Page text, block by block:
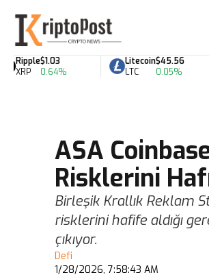
Ripple
XRP
$1.03
0.64%
Litecoin
LTC
$45.56
0.05%
ASA
Risklerini
Birleşik Krallık Reklam
risklerini hafife aldığı
çıkıyor.
Defi
1/28/2026, 7:58:43 AM